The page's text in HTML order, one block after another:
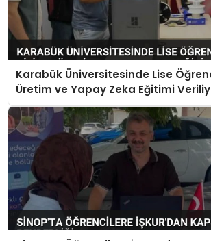
Karabük Üniversitesinde Lise
Üretim ve Yapay Zeka Eğitimi